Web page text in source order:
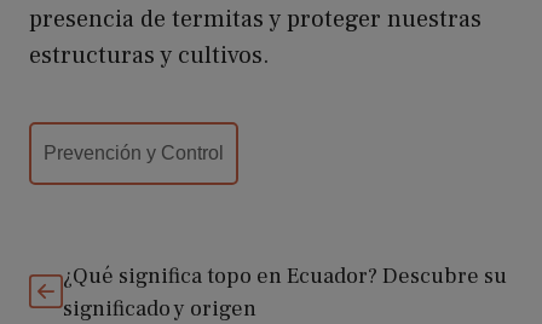
presencia de termitas y proteger nuestras
estructuras y cultivos.
Categorías
Prevención y Control
¿Qué significa topo en Ecuador? Descubre su
significado y origen